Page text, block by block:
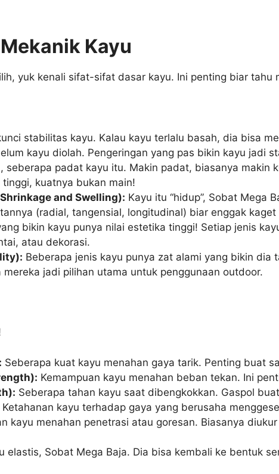
Kayu
yuk kenali sifat-sifat dasar kayu. Ini penting biar tahu
stabilitas kayu. Kalau kayu terlalu basah, dia bisa
kayu diolah. Pengeringan yang pas bikin kayu jadi
seberapa padat kayu itu. Makin padat, biasanya
kuatnya bukan main!
and Swelling): Kayu itu “hidup”, Sobat Mega
(radial, tangensial, longitudinal) biar enggak
bikin kayu punya nilai estetika tinggi! Setiap jenis
atau dekorasi.
Beberapa jenis kayu punya zat alami yang bikin
jadi pilihan utama untuk penggunaan outdoor.
Seberapa kuat kayu menahan gaya tarik. Penting buat
Kemampuan kayu menahan beban tekan. Ini
Seberapa tahan kayu saat dibengkokkan. Gaspol
Ketahanan kayu terhadap gaya yang berusaha
kayu menahan penetrasi atau goresan. Biasanya
elastis, Sobat Mega Baja. Dia bisa kembali ke bentuk